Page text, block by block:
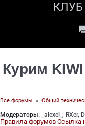
Курим KIWI
Все форумы » Общий
Модераторы: _alexel_ , RXer,
Правила форумов Ссылка